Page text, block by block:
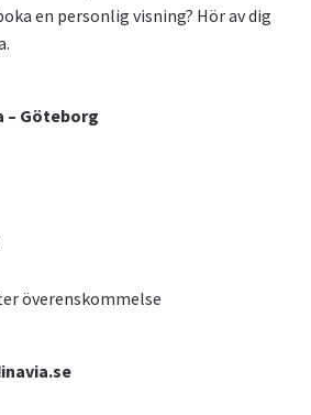
en personlig visning? Hör av dig
– Göteborg
överenskommelse